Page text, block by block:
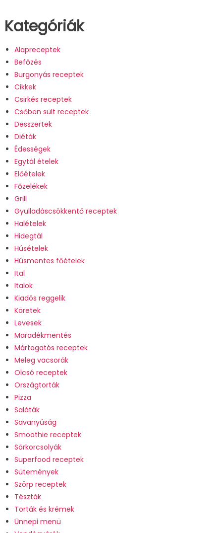
Kategóriák
Alapreceptek
Befőzés
Burgonyás receptek
Cikkek
Csirkés receptek
Csőben sült receptek
Desszertek
Diéták
Édességek
Egytál ételek
Előételek
Főzelékek
Grill
Gyulladáscsökkentő receptek
Halételek
Hidegtál
Húsételek
Húsmentes főételek
Ital
Italok
Kiadós reggelik
Köretek
Levesek
Maradékmentés
Mártogatós receptek
Meleg vacsorák
Olcsó receptek
Országtorták
Pizza
Saláták
Savanyúság
Smoothie receptek
Sörkorcsolyák
Superfood receptek
Sütemények
Szörp receptek
Tészták
Torták és krémek
Ünnepi menü